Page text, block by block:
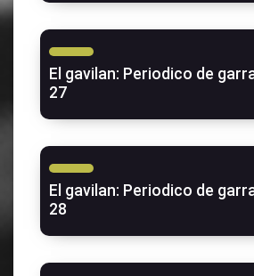
El gavilan: Periodico de
27
El gavilan: Periodico de
28